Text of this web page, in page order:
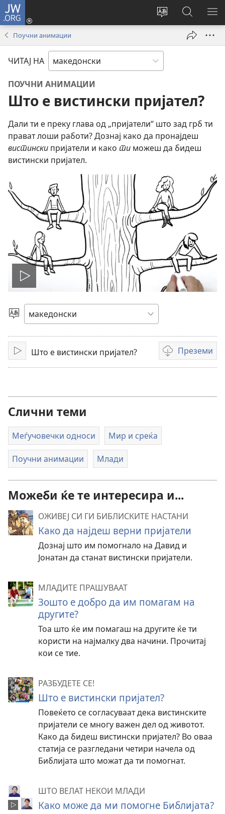
JW.ORG
Смени
јазикот
на
страницата
Најави
се
window)
на
JW.ORG/
Поучни анимации
ЧИТАЈ НА
ПОУЧНИ АНИМАЦИИ
Што е вистински пријател?
Дали ти е преку глава од „пријатели“ што зад грб ти
прават лоши работи? Дознај како да пронајдеш
вистински пријатели и како ти можеш да бидеш
вистински пријател.
Пушти
Избери
јазик
ПуштиШто е вистински пријател? Преземи
Опции
за
Слични теми
Меѓучовечки односи Мир и среќа
Поучни анимации Млади
Можеби ќе те интересира и...
ОЖИВЕЈ СИ ГИ БИБЛИСКИТЕ НАСТАНИ
Како да најдеш верни пријатели
Дознај што им помогнало на Давид и
Јонатан да станат вистински пријатели.
МЛАДИТЕ ПРАШУВААТ
Зошто е добро да им помагам на
другите?
Тоа што ќе им помагаш на другите ќе ти
користи на најмалку два начини. Прочитај
кои се тие.
РАЗБУДЕТЕ СЕ!
Што е вистински пријател?
Повеќето се согласуваат дека вистинските
пријатели се многу важен дел од животот.
Како да бидеш вистински пријател? Во оваа
статија се разгледани четири начела од
Библијата што можат да ти помогнат.
ШТО ВЕЛАТ НЕКОИ МЛАДИ
Како може да ми помогне Библијата?